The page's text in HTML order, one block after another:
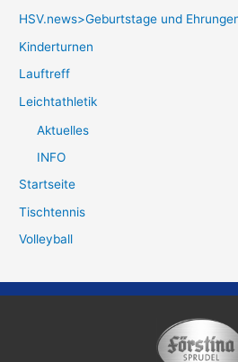
HSV.news>Geburtstage und
Kinderturnen
Lauftreff
Leichtathletik
Aktuelles
INFO
Startseite
Tischtennis
Volleyball